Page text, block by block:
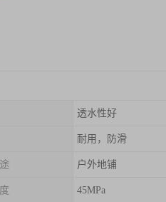
透水性好
耐用，防滑
户外地铺
45MPa